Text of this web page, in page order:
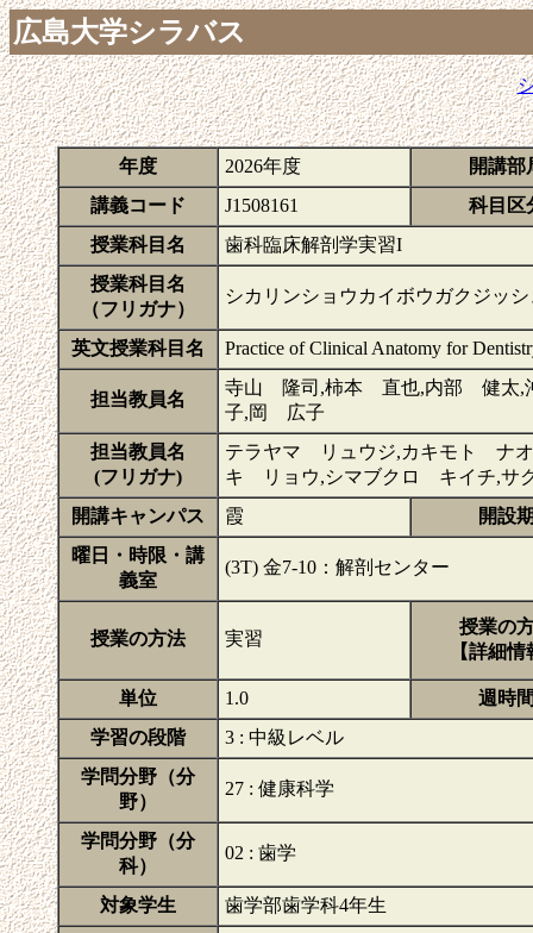
広島大学シラバス
年度 2026年度
開講部
講義コード
J1508161
科目区
授業科目名
歯科臨床解剖学実習I
授業科目名
（フリガナ）
シカリンショウカイボウガクジッ
英文授業科目名 Practice of Clinical Anatomy for
担当教員名
寺山 隆司,柿本 直也,内部 健太
子,岡 広子
担当教員名
(フリガナ)
テラヤマ リュウジ,カキモト ナ
キ リョウ,シマブクロ キイチ,
開講キャンパス
霞
開設
曜日・時限・講
義室
(3T) 金7-10：解剖センター
授業の方法 実習
授業の
【詳細情
単位 1.0
週時
学習の段階
3 : 中級レベル
学問分野（分
野）
27 : 健康科学
学問分野（分
科）
02 : 歯学
対象学生
歯学部歯学科4年生